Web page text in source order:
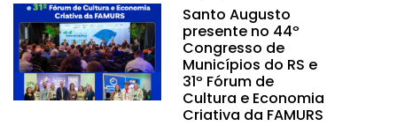
Santo Augusto
presente no 44º
Congresso de
Municípios do RS e
31º Fórum de
Cultura e Economia
Criativa da FAMURS